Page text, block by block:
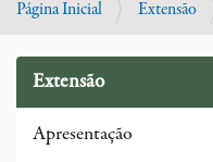
Página Inicial Extensão
Extensão
Apresentação